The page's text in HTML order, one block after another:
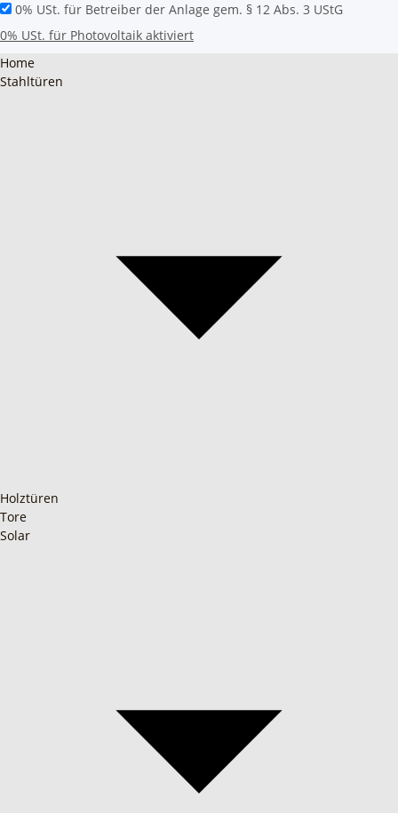
0% USt. für Betreiber der Anlage gem. § 12 Abs. 3 UStG
0% USt. für Photovoltaik aktiviert
Home
Stahltüren
Holztüren
Tore
Solar